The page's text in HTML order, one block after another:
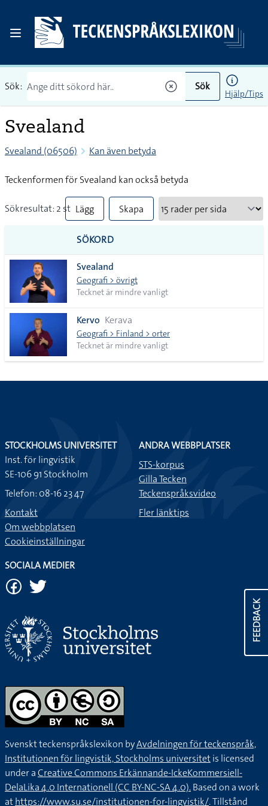
Sök: Sök
Hjälp/Tips
Svealand
Svealand (06506) Kan även betyda
Teckenformen för Svealand kan också betyda
Sökresultat: 2 st Lägg
till
alla i
lista
Skapa
SÖKORD
Svealand
Geografi > övrigt
Tecknet är mindre vanligt
Kervo Kerava
Geografi > Finland > orter
Tecknet är mindre vanligt
FEEDBACK
STOCKHOLMS UNIVERSITET
Inst. för lingvistik
SE-106 91 Stockholm
Telefon: 08-16 23 47
Kontakt
Om webbplatsen
Cookieinställningar
ANDRA WEBBPLATSER
STS-korpus
Gilla Tecken
Teckenspråksvideo
Fler länktips
SOCIALA MEDIER
Svenskt teckenspråkslexikon byAvdelningen för teckenspråk,
Institutionen för lingvistik, Stockholms universitetis licensed
under aCreative Commons Erkännande-IckeKommersiell-
DelaLika 4.0 Internationell (CC BY-NC-SA 4.0).Based on a work
athttps://www.su.se/institutionen-for-lingvistik/. Tillstånd